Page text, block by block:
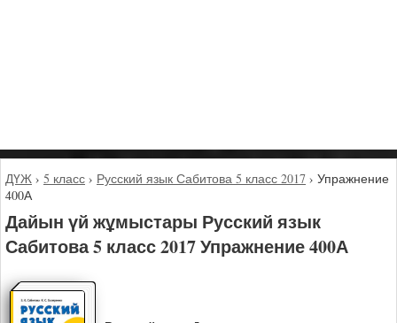
ДҮЖ › 5 класс › Русский язык Сабитова 5 класс 2017 › Упражнение
400А
Дайын үй жұмыстары Русский язык
Сабитова 5 класс 2017 Упражнение 400А